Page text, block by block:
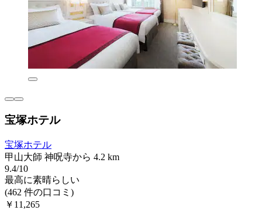
宝塚ホテル
宝塚ホテル
甲山大師 神呪寺から 4.2 km
9.4/10
最高に素晴らしい
(462 件の口コミ)
￥11,265